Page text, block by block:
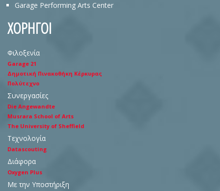
Garage Performing Arts Center
ΧΟΡΗΓΟΙ
Φιλοξενία
Garage 21
Δημοτική Πινακοθήκη Κέρκυρας
Πολύτεχνο
Συνεργασίες
Die Angewandte
Musrara School of Arts
The University of Sheffield
Τεχνολογία
Datascouting
Διάφορα
Oxygen Plus
Με την Υποστήριξη